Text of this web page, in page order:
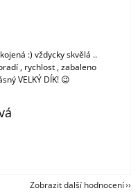
5 hvězdiček.
:) vždycky skvělá ..
, rychlost , zabaleno
VELKÝ DÍK! 😉
5 hvězdiček.
Zobrazit další hodnocení